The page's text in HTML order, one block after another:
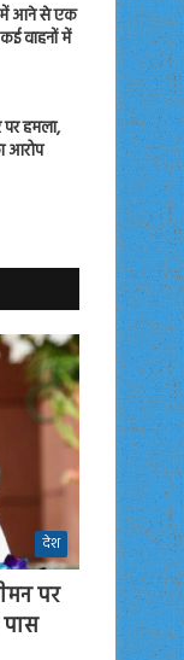
में आने से एक
वाहनों में
हमला,
आरोप
देश
पर